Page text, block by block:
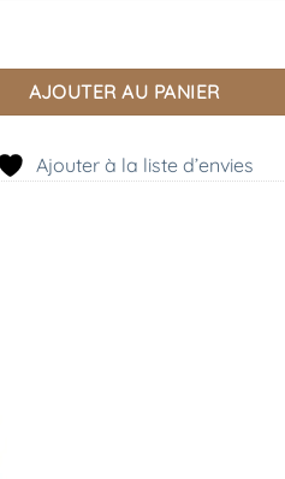
AJOUTER AU PANIER
Ajouter à la liste d’envies